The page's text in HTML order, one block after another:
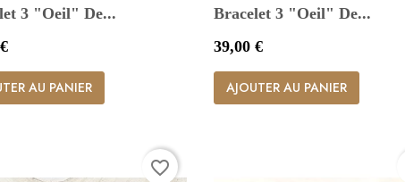
3 "Oeil" De...
AU PANIER
Bracelet 3 "Oeil" De...
Prix
39,00 €
AJOUTER AU PANIER
favorite_border